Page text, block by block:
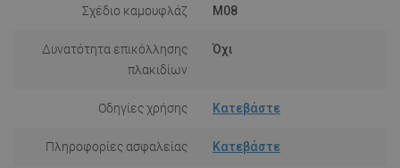
Σχέδιο καμουφλάζ M08
Δυνατότητα επικόλλησης
πλακιδίων
Όχι
Οδηγίες χρήσης Κατεβάστε
Πληροφορίες ασφαλείας Κατεβάστε